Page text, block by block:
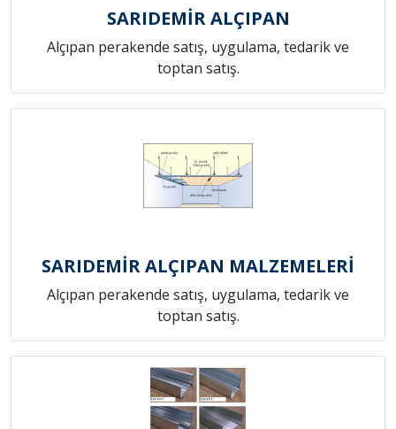
SARIDEMİR ALÇIPAN
Alçıpan perakende satış, uygulama, tedarik ve
toptan satış.
SARIDEMİR ALÇIPAN MALZEMELERİ
Alçıpan perakende satış, uygulama, tedarik ve
toptan satış.